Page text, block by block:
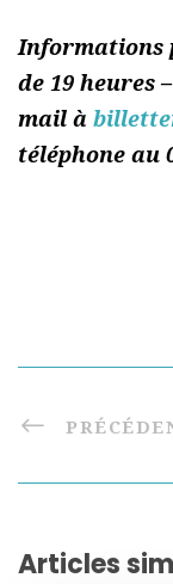
Informations
de 19 heures
mail à
téléphone au
Articles